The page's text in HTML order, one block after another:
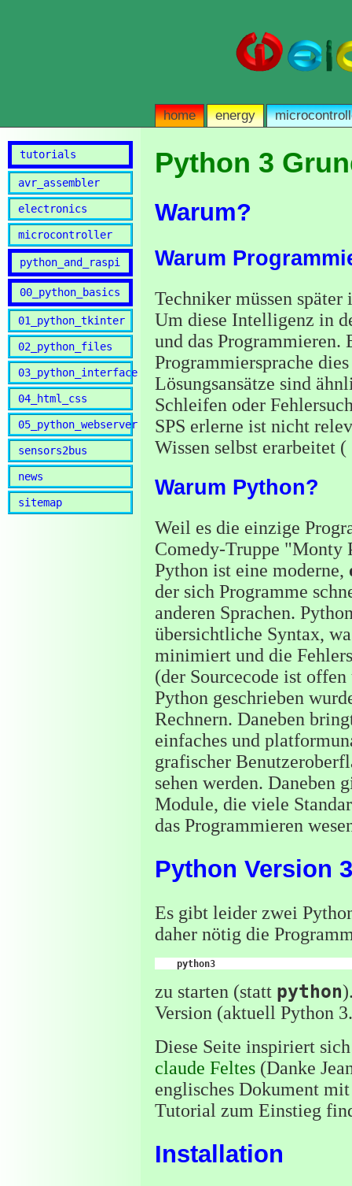
home energy
tutorials
avr_assembler
electronics
microcontroller
python_and_raspi
00_python_basics
01_python_tkinter
02_python_files
03_python_interface
04_html_css
05_python_webserver
sensors2bus
news
sitemap
Python 3
Warum?
Warum
Techniker müssen
Um diese Intelligenz in
und das
Programmiersprache
Lösungsansätze sind
Schleifen oder
SPS erlerne ist nicht
Wissen selbst erarbeitet (
Warum Python?
Weil es die einzige
Comedy-Truppe "Monty
Python ist eine moderne,
der sich Programme
anderen Sprachen.
übersichtliche Syntax,
minimiert und die
(der Sourcecode ist
Python geschrieben
Rechnern. Daneben
einfaches und
grafischer
sehen werden. Daneben
Module, die viele
das Programmieren
Python Version
Es gibt leider zwei
daher nötig die
zu starten (statt python
Version (aktuell Python
Diese Seite inspiriert
claude Feltes (Danke
englisches Dokument
Tutorial zum Einstieg
Installation